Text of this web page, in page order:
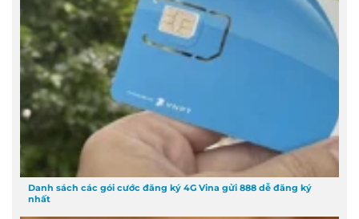
Danh sách các gói cước đăng ký 4G Vina gửi 888 dễ đăng ký
nhất